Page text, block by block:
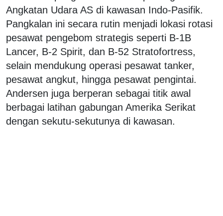
Angkatan Udara AS di kawasan Indo-Pasifik.
Pangkalan ini secara rutin menjadi lokasi rotasi
pesawat pengebom strategis seperti B-1B
Lancer, B-2 Spirit, dan B-52 Stratofortress,
selain mendukung operasi pesawat tanker,
pesawat angkut, hingga pesawat pengintai.
Andersen juga berperan sebagai titik awal
berbagai latihan gabungan Amerika Serikat
dengan sekutu-sekutunya di kawasan.